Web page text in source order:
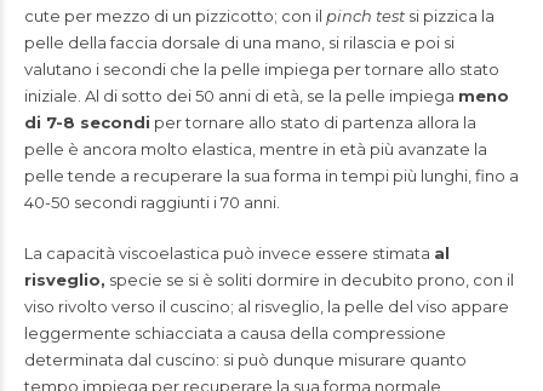
cute per mezzo di un pizzicotto; con il pinch test si pizzica la
pelle della faccia dorsale di una mano, si rilascia e poi si
valutano i secondi che la pelle impiega per tornare allo stato
iniziale. Al di sotto dei 50 anni di età, se la pelle impiega meno
di 7-8 secondi per tornare allo stato di partenza allora la
pelle è ancora molto elastica, mentre in età più avanzate la
pelle tende a recuperare la sua forma in tempi più lunghi, fino a
40-50 secondi raggiunti i 70 anni.
La capacità viscoelastica può invece essere stimata al
risveglio, specie se si è soliti dormire in decubito prono, con il
viso rivolto verso il cuscino; al risveglio, la pelle del viso appare
leggermente schiacciata a causa della compressione
determinata dal cuscino: si può dunque misurare quanto
tempo impiega per recuperare la sua forma normale,